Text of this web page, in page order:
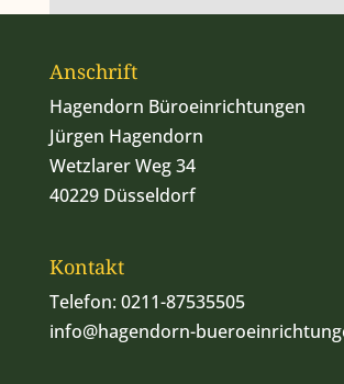
Anschrift
Hagendorn Büroeinrichtungen
Jürgen Hagendorn
Wetzlarer Weg 34
40229 Düsseldorf
Kontakt
Telefon: 0211-87535505
info@hagendorn-